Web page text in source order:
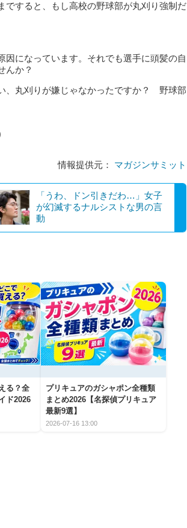
ですると、もし高校の野球部が丸刈り強制だ
になっています。それでも選手に頭髪の自
んか？
、丸刈りが嫌じゃなかったですか？ 野球部
情報提供元： マガジンサミット
「うわ、ドン引きだわ…」女子
が幻滅するナルシストな男の言
動
る？全
ド2026
プリキュアのガシャポン全種類
まとめ2026【名探偵プリキュア
最新9選】
2026-07-16 13:00